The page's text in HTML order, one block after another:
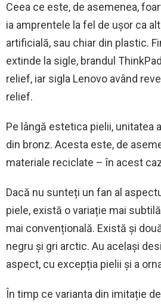
Ceea ce este, de asemenea,
ia amprentele la fel de ușor ca
artificială, sau chiar din plastic.
extinde la sigle, brandul
relief, iar sigla Lenovo având
relief.
Pe lângă estetica pielii, unitatea
din bronz. Acesta este, de
materiale reciclate – în acest
Dacă nu sunteți un fan al
piele, există o variație mai
mai convențională. Există și
negru și gri arctic. Au același
aspect, cu excepția pielii și a
În timp ce varianta din imitație